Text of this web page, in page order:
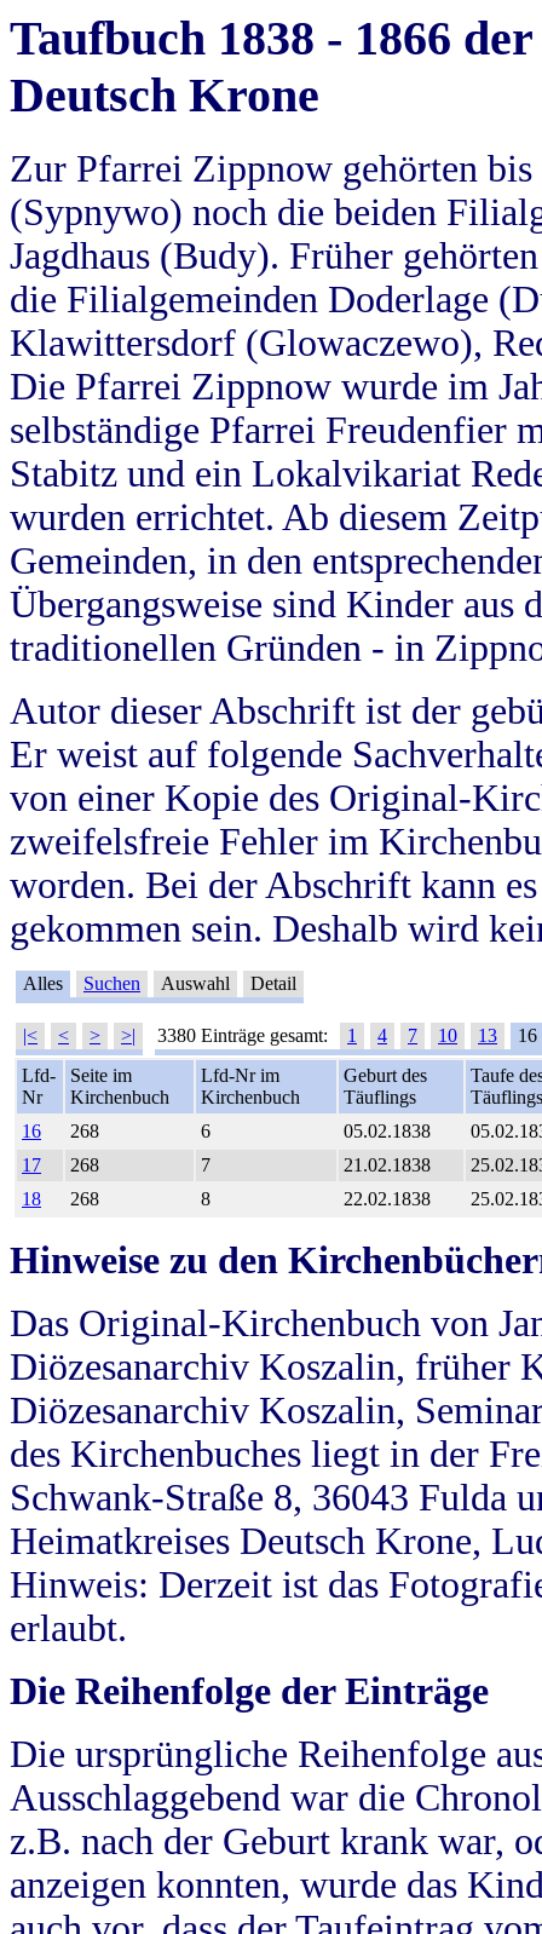
Taufbuch 1838 - 1866
Deutsch Krone
Zur Pfarrei Zippnow gehörten
(Sypnywo) noch die beiden
Jagdhaus (Budy). Früher
die Filialgemeinden Doderlage
Klawittersdorf (Glowaczewo),
Die Pfarrei Zippnow wurde im
selbständige Pfarrei Freudenfier
Stabitz und ein Lokalvikariat
wurden errichtet. Ab diesem
Gemeinden, in den
Übergangsweise sind Kinder aus
traditionellen Gründen - in
Autor dieser Abschrift ist der
Er weist auf folgende
von einer Kopie des Original-
zweifelsfreie Fehler im
worden. Bei der Abschrift kann
gekommen sein. Deshalb wird
Alles Suchen Auswahl Detail
|< < > >| 3380 Einträge gesamt: 1 4 7 10 13
16
Lfd-
Nr
Seite im
Kirchenbuch
Lfd-Nr im
Kirchenbuch
Geburt des
Täuflings
Taufe
Täuflings
16
268 6 05.02.1838
17
268 7 21.02.1838
18
268 8 22.02.1838
Hinweise zu den
Das Original-Kirchenbuch von
Diözesanarchiv Koszalin, früher
Diözesanarchiv Koszalin,
des Kirchenbuches liegt in der
Schwank-Straße 8, 36043 Fulda
Heimatkreises Deutsch Krone,
Hinweis: Derzeit ist das
erlaubt.
Die Reihenfolge der Einträge
Die ursprüngliche Reihenfolge
Ausschlaggebend war die
z.B. nach der Geburt krank war,
anzeigen konnten, wurde das